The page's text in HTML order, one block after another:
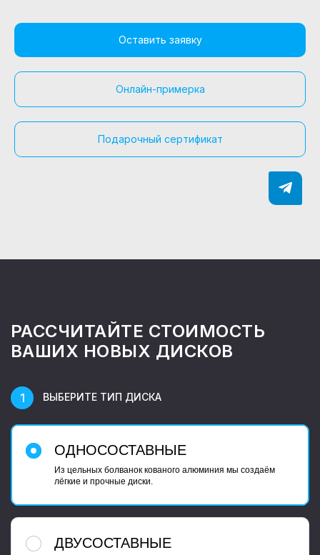
Оставить заявку
Онлайн-примерка
Подарочный сертификат
РАССЧИТАЙТЕ СТОИМОСТЬ
ВАШИХ НОВЫХ ДИСКОВ
ВЫБЕРИТЕ ТИП ДИСКА
ОДНОСОСТАВНЫЕ
Из цельных болванок кованого алюминия мы создаём
лёгкие и прочные диски.
ДВУСОСТАВНЫЕ